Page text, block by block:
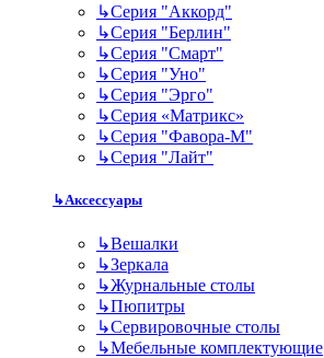
↳Серия "Аккорд"
↳Серия "Берлин"
↳Серия "Смарт"
↳Серия "Уно"
↳Серия "Эрго"
↳Серия «Матрикс»
↳Серия "Фавора-М"
↳Серия "Лайт"
↳Аксессуары
↳Вешалки
↳Зеркала
↳Журнальные столы
↳Пюпитры
↳Сервировочные столы
↳Мебельные комплектующие